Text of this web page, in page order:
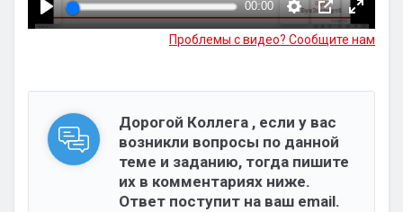
00:00
Проблемы с видео? Сообщите нам
Дорогой Коллега , если у вас
возникли вопросы по данной
теме и заданию, тогда пишите
их в комментариях ниже.
Ответ поступит на ваш email.